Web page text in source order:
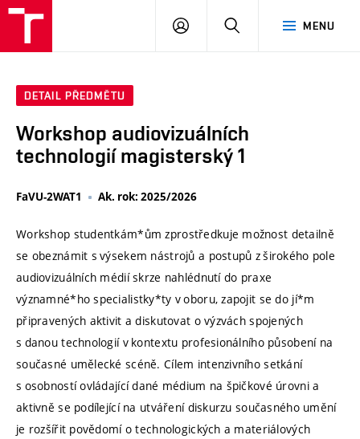
MENU
PŘIHLÁSIT
DETAIL PŘEDMĚTU
Workshop audiovizuálních
technologií magisterský 1
FaVU-2WAT1 Ak. rok: 2025/2026
Workshop studentkám*ům zprostředkuje možnost detailně
se obeznámit s výsekem nástrojů a postupů z širokého pole
audiovizuálních médií skrze nahlédnutí do praxe
významné*ho specialistky*ty v oboru, zapojit se do jí*m
připravených aktivit a diskutovat o výzvách spojených
s danou technologií v kontextu profesionálního působení na
současné umělecké scéně. Cílem intenzivního setkání
s osobností ovládající dané médium na špičkové úrovni a
aktivně se podílející na utváření diskurzu současného umění
je rozšířit povědomí o technologických a materiálových